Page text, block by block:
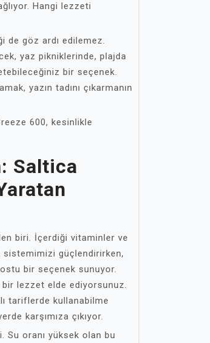
Hangi lezzeti
de göz ardı edilemez.
yaz pikniklerinde, plajda
bir seçenek.
yazın tadını çıkarmanın
600, kesinlikle
Saltica
biri. İçerdiği vitaminler ve
sistemimizi güçlendirirken,
bir seçenek sunuyor.
lezzet elde ediyorsunuz.
tariflerde kullanabilme
karşımıza çıkıyor.
Su oranı yüksek olan bu